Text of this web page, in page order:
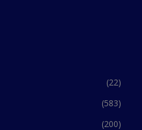
(22)
(583)
(200)